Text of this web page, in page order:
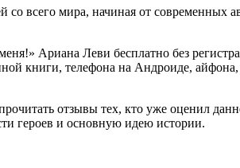
всего мира, начиная от современных
Ариана Леви бесплатно без
книги, телефона на Андроиде,
отзывы тех, кто уже оценил
героев и основную идею истории.